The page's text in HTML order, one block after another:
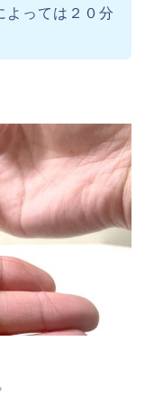
よっては２０分